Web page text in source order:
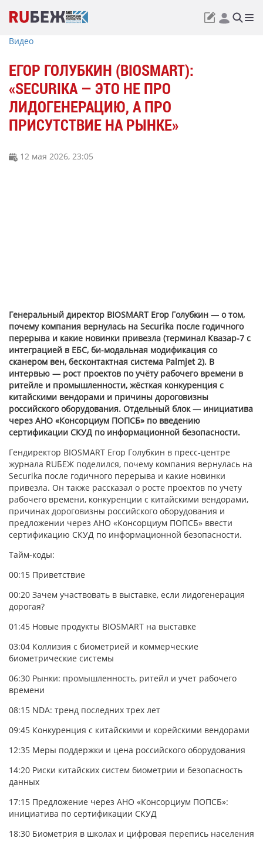
Видео
ЕГОР ГОЛУБКИН (BIOSMART):
«SECURIKA — ЭТО НЕ ПРО
ЛИДОГЕНЕРАЦИЮ, А ПРО
ПРИСУТСТВИЕ НА РЫНКЕ»
12 мая 2026, 23:05
Генеральный директор BIOSMART Егор Голубкин — о том,
почему компания вернулась на Securika после годичного
перерыва и какие новинки привезла (терминал Квазар-7 с
интеграцией в ЕБС, би-модальная модификация со
сканером вен, бесконтактная система Palmjet 2). В
интервью — рост проектов по учёту рабочего времени в
ритейле и промышленности, жёсткая конкуренция с
китайскими вендорами и причины дороговизны
российского оборудования. Отдельный блок — инициатива
через АНО «Консорциум ПОПСБ» по введению
сертификации СКУД по информационной безопасности.
Гендиректор BIOSMART Егор Голубкин в пресс-центре
журнала RUБЕЖ поделился, почему компания вернулась на
Securika после годичного перерыва и какие новинки
привезла. Он также рассказал о росте проектов по учету
рабочего времени, конкуренции с китайскими вендорами,
причинах дороговизны российского оборудования и
предложении через АНО «Консорциум ПОПСБ» ввести
сертификацию СКУД по информационной безопасности.
Тайм-коды:
00:15 Приветствие
00:20 Зачем участвовать в выставке, если лидогенерация
дорогая?
01:45 Новые продукты BIOSMART на выставке
03:04 Коллизия с биометрией и коммерческие
биометрические системы
06:30 Рынки: промышленность, ритейл и учет рабочего
времени
08:15 NDA: тренд последних трех лет
09:45 Конкуренция с китайскими и корейскими вендорами
12:35 Меры поддержки и цена российского оборудования
14:20 Риски китайских систем биометрии и безопасность
данных
17:15 Предложение через АНО «Консорциум ПОПСБ»:
инициатива по сертификации СКУД
18:30 Биометрия в школах и цифровая перепись населения